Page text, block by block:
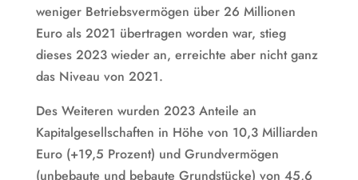
weniger Betriebsvermögen über 26 Millionen
Euro als 2021 übertragen worden war, stieg
dieses 2023 wieder an, erreichte aber nicht ganz
das Niveau von 2021.
Des Weiteren wurden 2023 Anteile an
Kapitalgesellschaften in Höhe von 10,3 Milliarden
Euro (+19,5 Prozent) und Grundvermögen
(unbebaute und bebaute Grundstücke) von 45,6